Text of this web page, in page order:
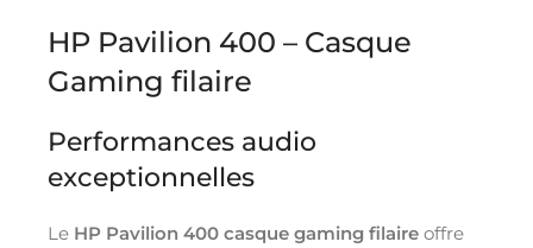
HP Pavilion 400 – Casque
Gaming filaire
Performances audio
exceptionnelles
Le HP Pavilion 400 casque gaming filaire offre